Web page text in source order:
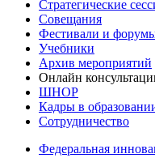
Стратегические
Совещания
Фестивали и
Учебники
Архив мероприятий
Онлайн
ШНОР
Кадры в
Сотрудничество
Федеральная